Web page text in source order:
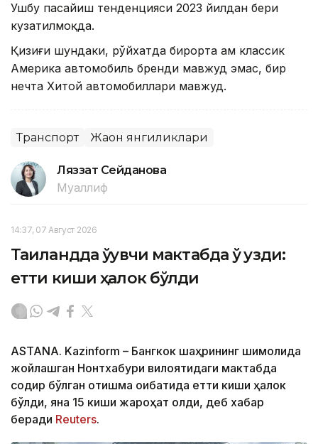
Ушбу пасайиш тенденцияси 2023 йилдан бери
кузатилмоқда.
Қизиғи шундаки, рўйхатда бирорта ҳам классик
Америка автомобиль бренди мавжуд эмас, бир
нечта Хитой автомобиллари мавжуд.
Транспорт Жаҳон янгиликлари
Ляззат Сейданова
Муаллиф
14:37, 07 Август 2026
Таиландда ўқувчи мактабда ўқ узди:
етти киши ҳалок бўлди
ASTANA. Kazinform – Бангкок шаҳрининг шимолида
жойлашган Нонтхабури вилоятидаги мактабда
содир бўлган отишма оқибатида етти киши ҳалок
бўлди, яна 15 киши жароҳат олди, деб хабар
беради Reuters.